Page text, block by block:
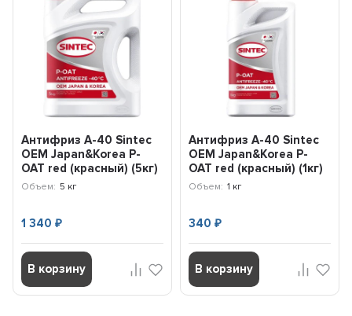
Антифриз A-40 Sintec
OEM Japan&Korea P-
OAT red (красный) (5кг)
102207
Объем: 5 кг
1 340₽
В корзину
Антифриз A-40 Sintec
OEM Japan&Korea P-
OAT red (красный) (1кг)
104200
Объем: 1 кг
340 ₽
В корзину